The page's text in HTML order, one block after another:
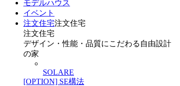
モデルハウス
イベント
注文住宅注文住宅
注文住宅
デザイン・性能・品質にこだわる自由設計
の家
SOLARE
[OPTION] SE構法